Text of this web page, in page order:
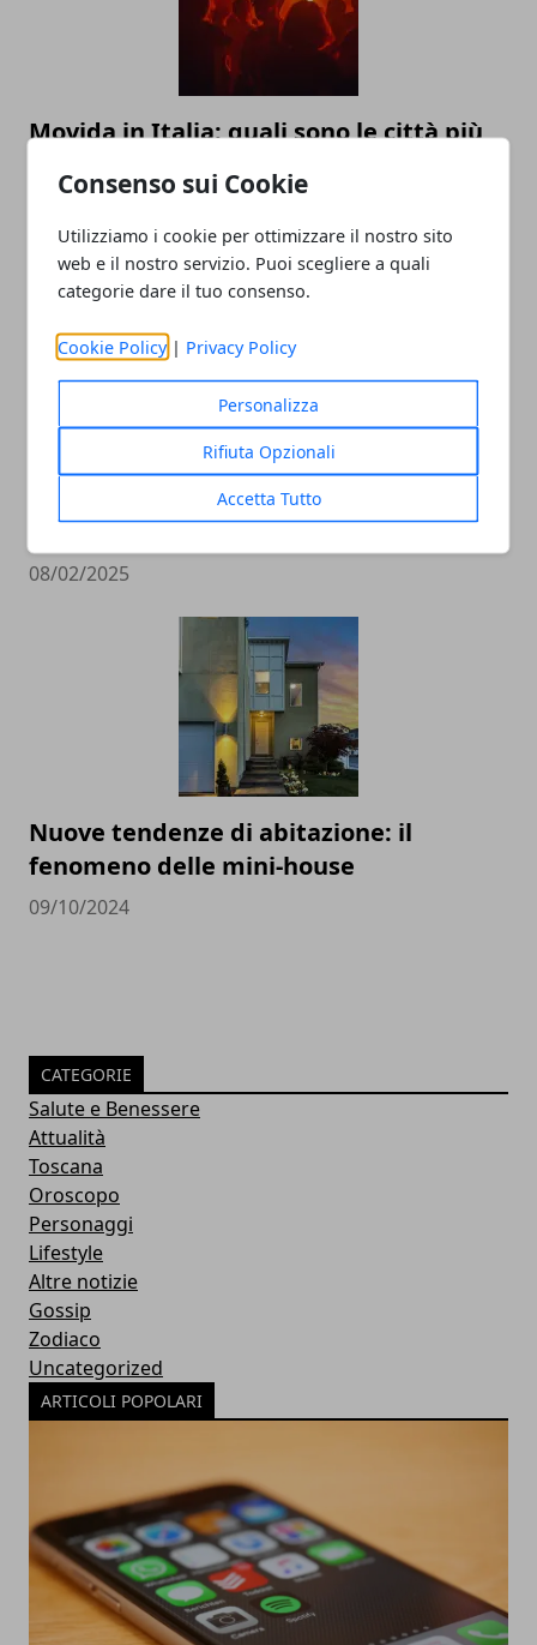
Consenso sui Cookie
Utilizziamo i cookie per ottimizzare il nostro sito
web e il nostro servizio. Puoi scegliere a quali
categorie dare il tuo consenso.
Cookie Policy | Privacy Policy
Personalizza
Rifiuta Opzionali
Accetta Tutto
Movida in Italia: quali sono le città più
Perché affidarsi a un organizzatore di
eventi? Tutti i vantaggi di una gestione
professionale
08/02/2025
Nuove tendenze di abitazione: il
fenomeno delle mini-house
09/10/2024
CATEGORIE
Salute e Benessere
Attualità
Toscana
Oroscopo
Personaggi
Lifestyle
Altre notizie
Gossip
Zodiaco
Uncategorized
ARTICOLI POPOLARI